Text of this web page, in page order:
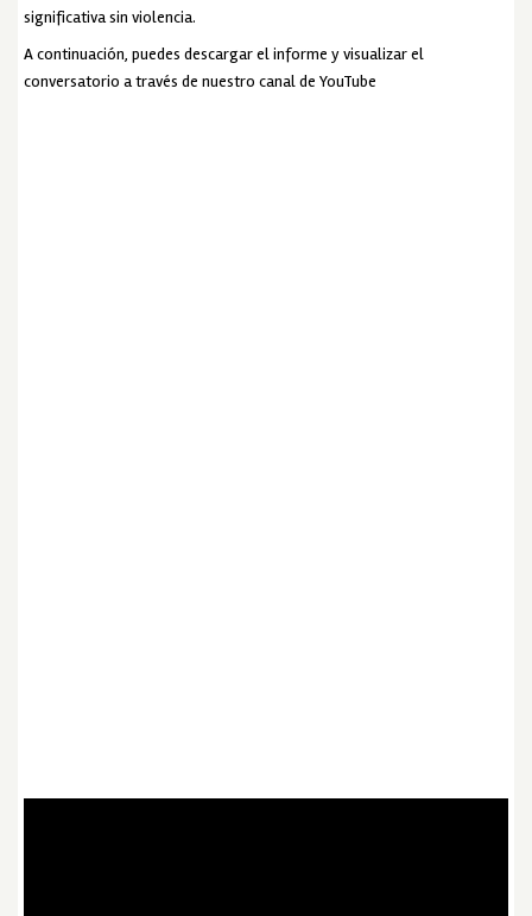
significativa sin violencia.
A continuación, puedes descargar el informe y visualizar el
conversatorio a través de nuestro canal de YouTube